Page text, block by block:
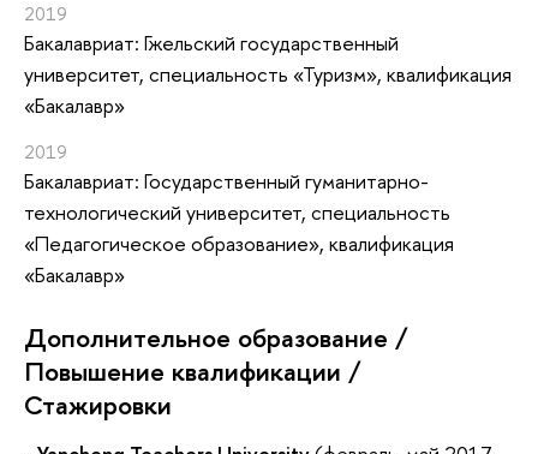
2019
Бакалавриат: Гжельский государственный
университет, специальность «Туризм», квалификация
«Бакалавр»
2019
Бакалавриат: Государственный гуманитарно-
технологический университет, специальность
«Педагогическое образование», квалификация
«Бакалавр»
Дополнительное образование /
Повышение квалификации /
Стажировки